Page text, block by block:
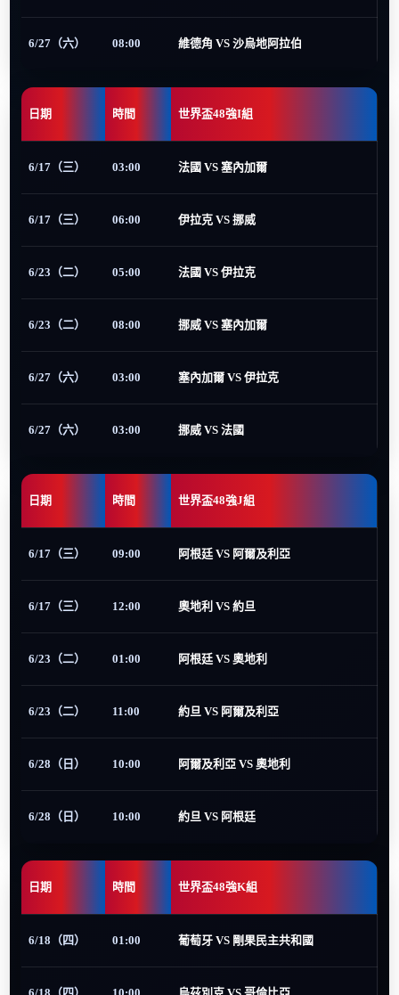
6/27（六） 08:00 維德角 VS 沙烏地阿拉伯
日期 時間 世界盃48強I組
6/17（三） 03:00 法國 VS 塞內加爾
6/17（三） 06:00 伊拉克 VS 挪威
6/23（二） 05:00 法國 VS 伊拉克
6/23（二） 08:00 挪威 VS 塞內加爾
6/27（六） 03:00 塞內加爾 VS 伊拉克
6/27（六） 03:00 挪威 VS 法國
日期 時間 世界盃48強J組
6/17（三） 09:00 阿根廷 VS 阿爾及利亞
6/17（三） 12:00 奧地利 VS 約旦
6/23（二） 01:00 阿根廷 VS 奧地利
6/23（二） 11:00 約旦 VS 阿爾及利亞
6/28（日） 10:00 阿爾及利亞 VS 奧地利
6/28（日） 10:00 約旦 VS 阿根廷
日期 時間 世界盃48強K組
6/18（四） 01:00 葡萄牙 VS 剛果民主共和國